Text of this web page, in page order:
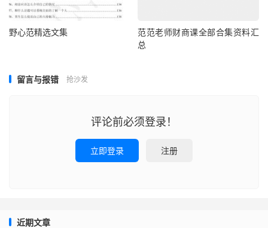
野心范精选文集
范范老师财商课全部合集资料汇
总
留言与报错 抢沙发
评论前必须登录！
立即登录 注册
近期文章